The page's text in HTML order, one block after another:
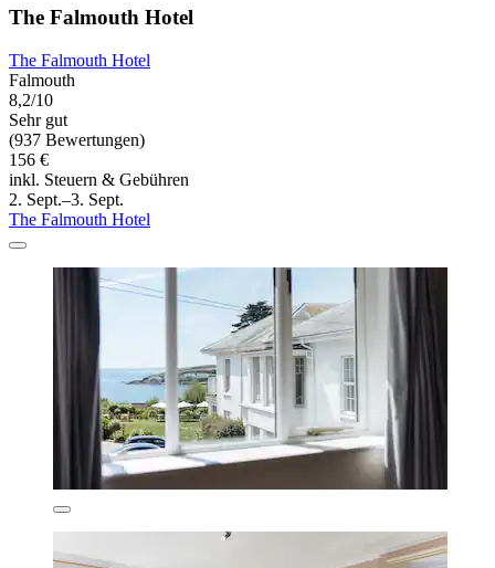
The Falmouth Hotel
The Falmouth Hotel
Falmouth
8,2/10
Sehr gut
(937 Bewertungen)
156 €
inkl. Steuern & Gebühren
2. Sept.–3. Sept.
The Falmouth Hotel